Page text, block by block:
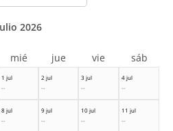
1 jul
--
2 jul
--
3 jul
--
4 jul
--
8 jul
--
9 jul
--
10 jul
--
11 jul
--
2026
mié jue vie sáb